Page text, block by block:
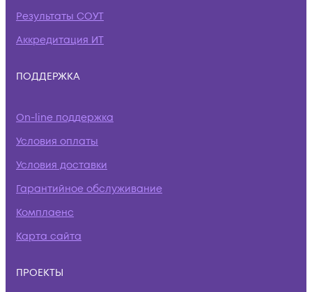
Результаты СОУТ
Аккредитация ИТ
ПОДДЕРЖКА
On-line поддержка
Условия оплаты
Условия доставки
Гарантийное обслуживание
Комплаенс
Карта сайта
ПРОЕКТЫ